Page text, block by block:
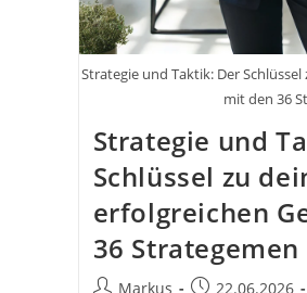
Strategie und Taktik: Der
mit den 36
Strategie und
Schlüssel zu
erfolgreichen
36 Strategemen
Beitrags-
Markus
Beitrag22.06.2026